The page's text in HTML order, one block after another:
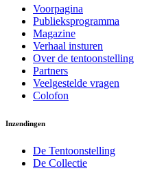
Voorpagina
Publieksprogramma
Magazine
Verhaal insturen
Over de tentoonstelling
Partners
Veelgestelde vragen
Colofon
Inzendingen
De Tentoonstelling
De Collectie